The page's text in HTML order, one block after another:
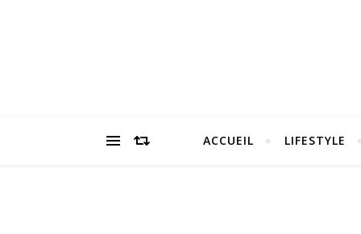
ACCUEIL LIFESTYLE